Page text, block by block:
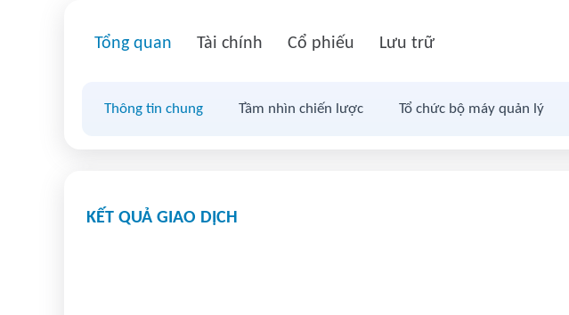
Lưu trữ
Cổ phiếu
Tài chính
Tổng quan
Thông tin chung Tầm nhìn chiến lược Tổ chức bộ máy quản lý
KẾT QUẢ GIAO DỊCH